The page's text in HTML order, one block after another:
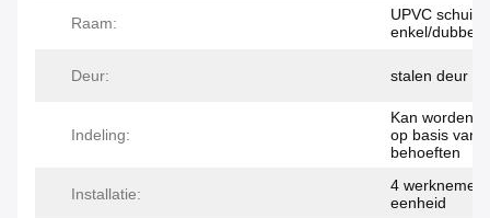
Raam:
UPVC
enkel/dubbel
Deur: stalen deur
Indeling:
Kan worden
op basis van
behoeften
Installatie:
4
eenheid